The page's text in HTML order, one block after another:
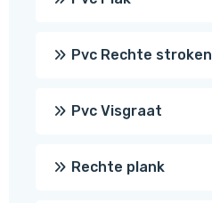
Pvc Rechte stroken
Pvc Visgraat
Rechte plank